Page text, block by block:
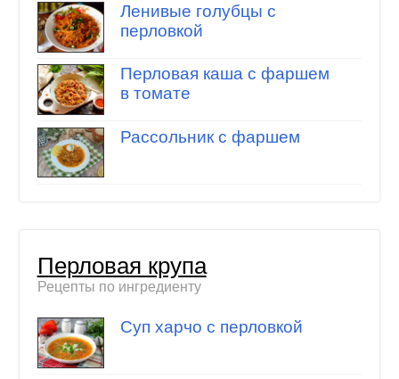
Ленивые голубцы с
перловкой
Перловая каша с фаршем
в томате
Рассольник с фаршем
Перловая крупа
Рецепты по ингредиенту
Суп харчо с перловкой